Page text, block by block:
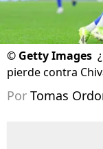
© Getty Images
pierde contra
Por Tomas